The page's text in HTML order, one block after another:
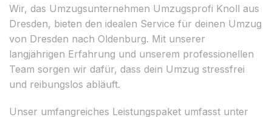
Wir, das Umzugsunternehmen Umzugsprofi Knoll aus
Dresden, bieten den idealen Service für deinen Umzug
von Dresden nach Oldenburg. Mit unserer
langjährigen Erfahrung und unserem professionellen
Team sorgen wir dafür, dass dein Umzug stressfrei
und reibungslos abläuft.
Unser umfangreiches Leistungspaket umfasst unter